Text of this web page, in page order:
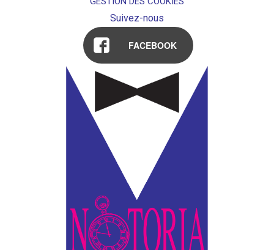
Suivez-nous
FACEBOOK